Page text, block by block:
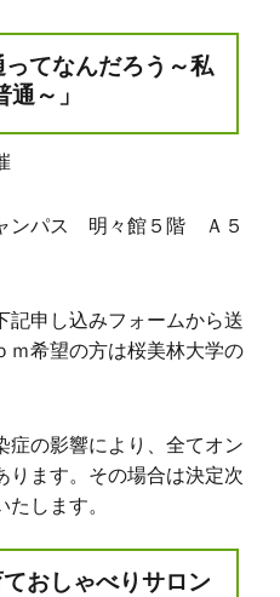
てなんだろう～私
～」
ンパス 明々館５階 Ａ５
記申し込みフォームから送
ｍ希望の方は桜美林大学の
の影響により、全てオン
ります。その場合は決定次
します。
しゃべりサロン